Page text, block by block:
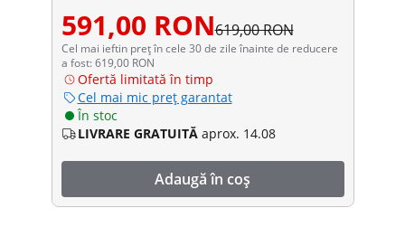
591,00 RON619,00 RON
Cel mai ieftin preț în cele 30 de zile înainte de reducere
a fost: 619,00 RON
Ofertă limitată în timp
Cel mai mic preț garantat
În stoc
LIVRARE GRATUITĂ aprox. 14.08
Adaugă în coș